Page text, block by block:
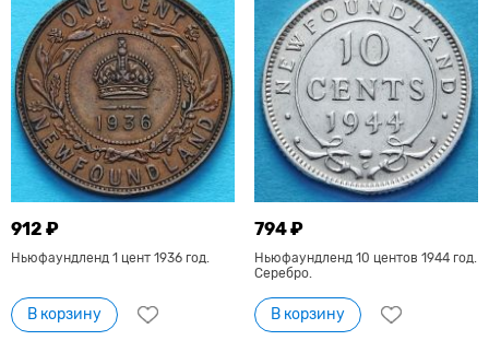
912 ₽
Ньюфаундленд 1 цент 1936 год.
В корзину
794 ₽
Ньюфаундленд 10 центов 1944 год.
Серебро.
В корзину